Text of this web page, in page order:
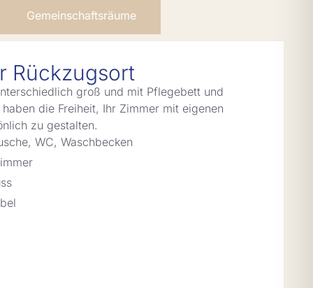
Gemeinschaftsräume
Rückzugsort
groß und mit Pflegebett und
die Freiheit, Ihr Zimmer mit eigenen
zu gestalten.
WC, Waschbecken